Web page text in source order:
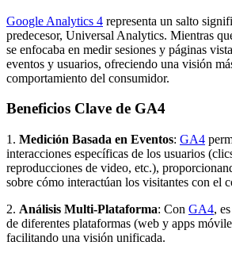
Google Analytics 4 representa un salto
predecesor, Universal Analytics. Mientras
se enfocaba en medir sesiones y páginas
eventos y usuarios, ofreciendo una visión
comportamiento del consumidor.
Beneficios Clave de GA4
1. Medición Basada en Eventos: GA4
interacciones específicas de los usuarios
reproducciones de video, etc.),
sobre cómo interactúan los visitantes con el
2. Análisis Multi-Plataforma: Con GA4,
de diferentes plataformas (web y apps
facilitando una visión unificada.